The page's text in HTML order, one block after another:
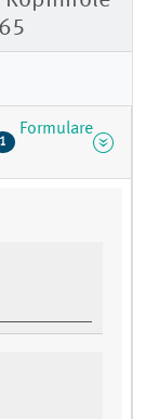
1
Formulare